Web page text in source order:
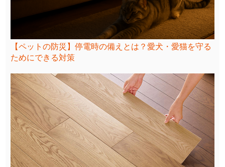
【ペットの防災】停電時の備えとは？愛犬・愛猫を守る
ためにできる対策